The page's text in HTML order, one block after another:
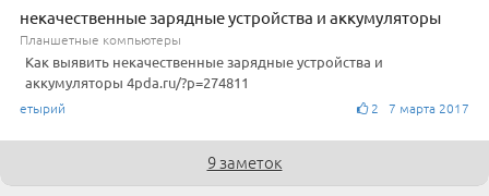
некачественные зарядные устройства и аккумуляторы
Планшетные компьютеры
Как выявить некачественные зарядные устройства и
аккумуляторы 4pda.ru/?p=274811
етырий 2 7 марта 2017
9 заметок